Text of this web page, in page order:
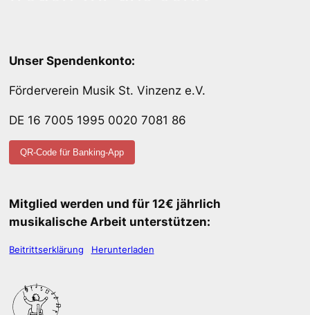
Unser Spendenkonto:
Förderverein Musik St. Vinzenz e.V.
DE 16 7005 1995 0020 7081 86
QR-Code für Banking-App
Mitglied werden und für 12€ jährlich
musikalische Arbeit unterstützen:
Beitrittserklärung Herunterladen